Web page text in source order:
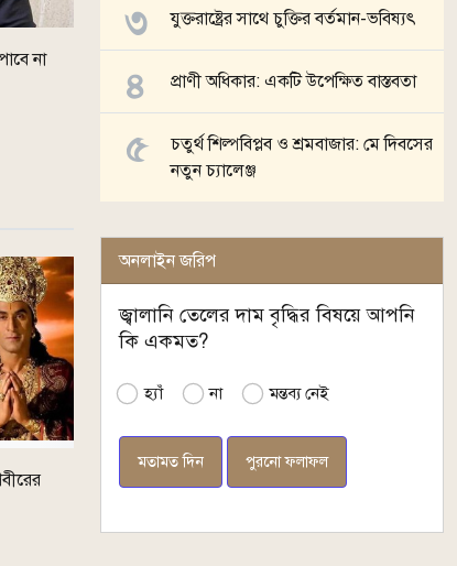
না
যুক্তরাষ্ট্রের সাথে চুক্তির বর্তমান-ভবিষ্যৎ
প্রাণী অধিকার: একটি উপেক্ষিত বাস্তবতা
চতুর্থ শিল্পবিপ্লব ও শ্রমবাজার: মে দিবসের
নতুন চ্যালেঞ্জ
অনলাইন জরিপ
জ্বালানি তেলের দাম বৃদ্ধির বিষয়ে আপনি
কি একমত?
হ্যাঁ না মন্তব্য নেই
পুরনো ফলাফল